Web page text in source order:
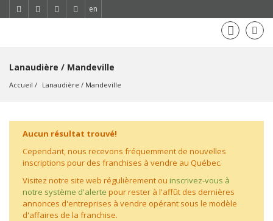
en
Lanaudière / Mandeville
Accueil Lanaudière / Mandeville
Aucun résultat trouvé!
Cependant, nous recevons fréquemment de nouvelles
inscriptions pour des franchises à vendre au Québec.
Visitez notre site web régulièrement ou inscrivez-vous à
notre système d'alerte pour rester à l'affût des dernières
annonces d'entreprises à vendre opérant sous le modèle
d'affaires de la franchise.